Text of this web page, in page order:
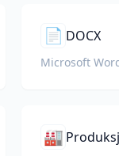
📄 DOCX
Microsoft
🏭